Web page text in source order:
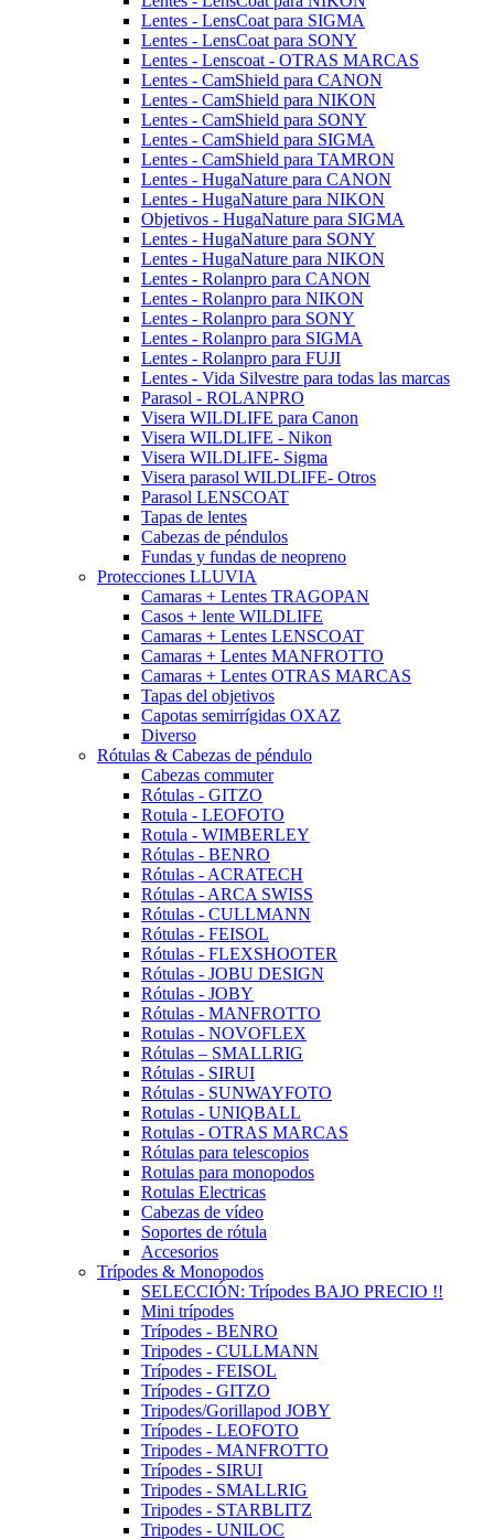
Lentes - LensCoat para SIGMA
Lentes - LensCoat para SONY
Lentes - Lenscoat - OTRAS MARCAS
Lentes - CamShield para CANON
Lentes - CamShield para NIKON
Lentes - CamShield para SONY
Lentes - CamShield para SIGMA
Lentes - CamShield para TAMRON
Lentes - HugaNature para CANON
Lentes - HugaNature para NIKON
Objetivos - HugaNature para SIGMA
Lentes - HugaNature para SONY
Lentes - HugaNature para NIKON
Lentes - Rolanpro para CANON
Lentes - Rolanpro para NIKON
Lentes - Rolanpro para SONY
Lentes - Rolanpro para SIGMA
Lentes - Rolanpro para FUJI
Lentes - Vida Silvestre para todas las marcas
Parasol - ROLANPRO
Visera WILDLIFE para Canon
Visera WILDLIFE - Nikon
Visera WILDLIFE- Sigma
Visera parasol WILDLIFE- Otros
Parasol LENSCOAT
Tapas de lentes
Cabezas de péndulos
Fundas y fundas de neopreno
Protecciones LLUVIA
Camaras + Lentes TRAGOPAN
Casos + lente WILDLIFE
Camaras + Lentes LENSCOAT
Camaras + Lentes MANFROTTO
Camaras + Lentes OTRAS MARCAS
Tapas del objetivos
Capotas semirrígidas OXAZ
Diverso
Rótulas & Cabezas de péndulo
Cabezas commuter
Rótulas - GITZO
Rotula - LEOFOTO
Rotula - WIMBERLEY
Rótulas - BENRO
Rótulas - ACRATECH
Rótulas - ARCA SWISS
Rótulas - CULLMANN
Rótulas - FEISOL
Rótulas - FLEXSHOOTER
Rótulas - JOBU DESIGN
Rótulas - JOBY
Rótulas - MANFROTTO
Rotulas - NOVOFLEX
Rótulas – SMALLRIG
Rótulas - SIRUI
Rótulas - SUNWAYFOTO
Rotulas - UNIQBALL
Rotulas - OTRAS MARCAS
Rótulas para telescopios
Rotulas para monopodos
Rotulas Electricas
Cabezas de vídeo
Soportes de rótula
Accesorios
Trípodes & Monopodos
SELECCIÓN: Trípodes BAJO PRECIO !!
Mini trípodes
Trípodes - BENRO
Tripodes - CULLMANN
Trípodes - FEISOL
Trípodes - GITZO
Tripodes/Gorillapod JOBY
Trípodes - LEOFOTO
Tripodes - MANFROTTO
Trípodes - SIRUI
Tripodes - SMALLRIG
Tripodes - STARBLITZ
Tripodes - UNILOC